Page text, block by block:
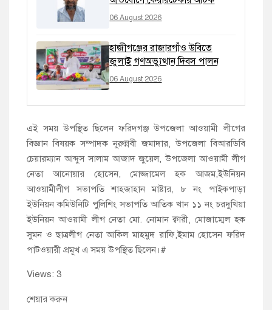
06 August 2026
হাজীগঞ্জের রাজারগাঁও উবিতে
জুলাই গণঅভ্যুত্থান দিবস পালন
06 August 2026
এই সময় উপস্থিত ছিলেন ফরিদগঞ্জ উপজেলা আওয়ামী লীগের
বিজ্ঞান বিষয়ক সম্পাদক নুরুন্নবী জমাদার, উপজেলা বিআরডিবি
চেয়ারম্যান আব্দুস সালাম আজাদ জুয়েল, উপজেলা আওয়ামী লীগ
নেতা আনোয়ার হোসেন, মোজ্জামেল হক আজম,ইউনিয়ন
আওয়ামীলীগ সভাপতি শাহজাহান মাষ্টার, ৮ নং পাইকপাড়া
ইউনিয়ন কমিউনিটি পুলিশিং সভাপতি আতিক খান ১১ নং চরদুখিয়া
ইউনিয়ন আওয়ামী লীগ নেতা মো. নোমান ক্বারী, মোজাম্মেল হক
সুমন ও ছাত্রলীগ নেতা আকিল মাহমুদ রাফি,ইমাম হোসেন ফরিদ
পাটওয়ারী প্রমূখ এ সময় উপস্থিত ছিলেন।#
Views: 3
শেয়ার করুন